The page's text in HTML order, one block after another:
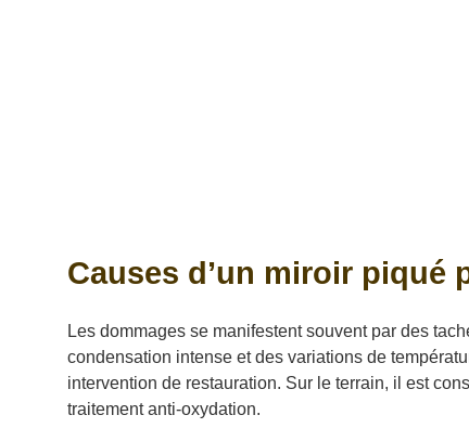
Causes d’un miroir piqué
Les dommages se manifestent souvent par des
condensation intense et des variations de
intervention de restauration. Sur le terrain, il est
traitement anti-oxydation.